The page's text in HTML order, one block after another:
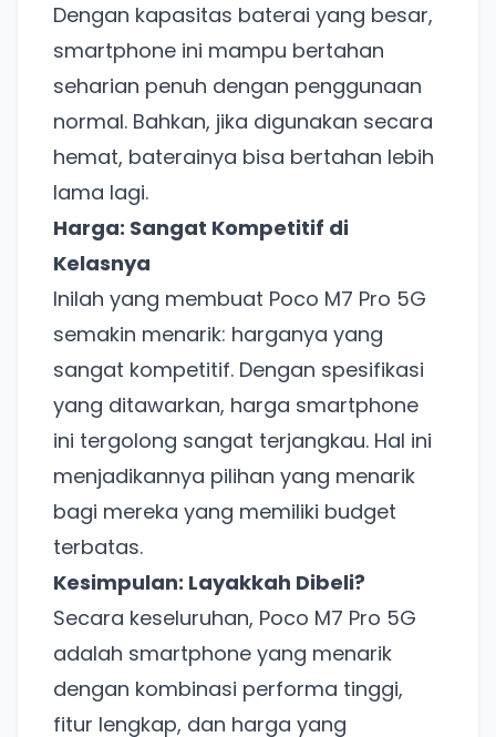
Dengan kapasitas baterai yang besar,
smartphone ini mampu bertahan
seharian penuh dengan penggunaan
normal. Bahkan, jika digunakan secara
hemat, baterainya bisa bertahan lebih
lama lagi.
Harga: Sangat Kompetitif di
Kelasnya
Inilah yang membuat Poco M7 Pro 5G
semakin menarik: harganya yang
sangat kompetitif. Dengan spesifikasi
yang ditawarkan, harga smartphone
ini tergolong sangat terjangkau. Hal ini
menjadikannya pilihan yang menarik
bagi mereka yang memiliki budget
terbatas.
Kesimpulan: Layakkah Dibeli?
Secara keseluruhan, Poco M7 Pro 5G
adalah smartphone yang menarik
dengan kombinasi performa tinggi,
fitur lengkap, dan harga yang
Ada Website Baru!
Khusus untuk kamu yang mau coba